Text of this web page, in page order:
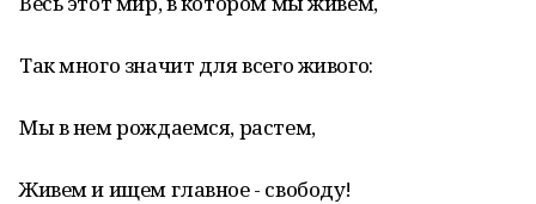
Так много значит для всего живого:
Мы в нем рождаемся, растем,
Живем и ищем главное - свободу!